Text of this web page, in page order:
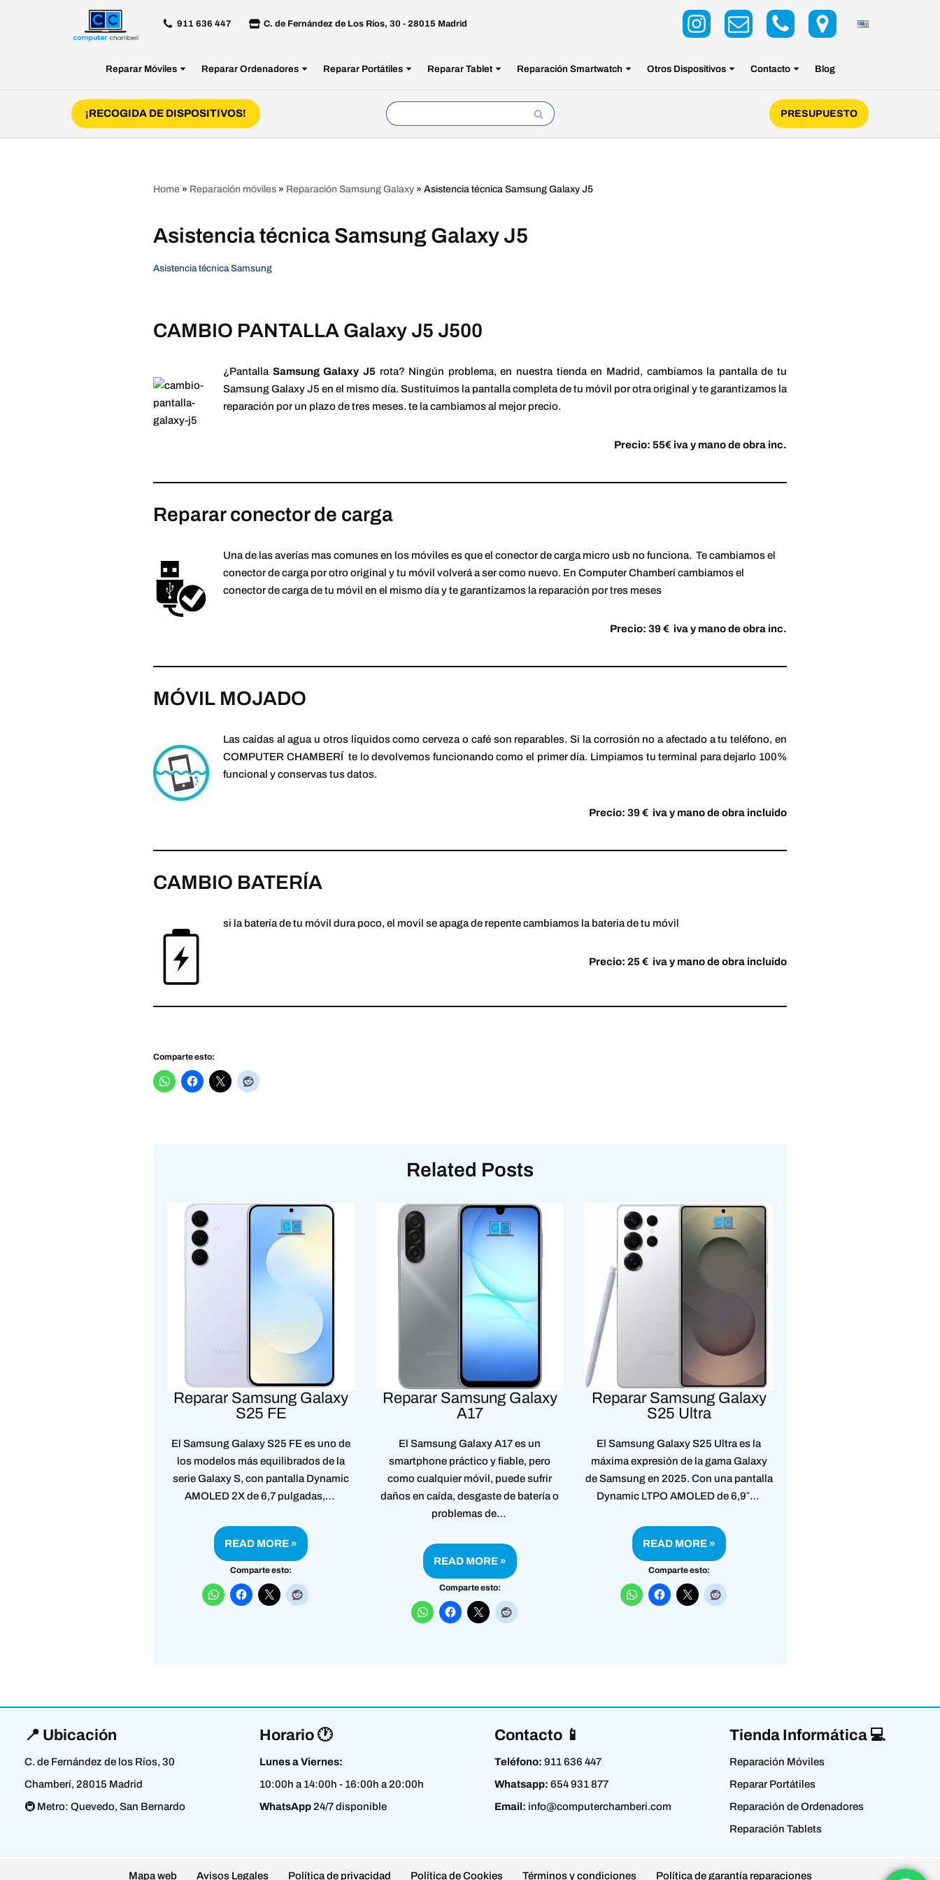
911 636 447 C. de Fernández de Los Ríos, 30 - 28015 Madrid
Reparar Móviles Reparar Ordenadores Reparar Portátiles Reparar Tablet Reparación Smartwatch Otros Dispositivos Contacto Blog
¡RECOGIDA DE DISPOSITIVOS! PRESUPUESTO
Home » Reparación móviles » Reparación Samsung Galaxy » Asistencia técnica Samsung Galaxy J5
Asistencia técnica Samsung Galaxy J5
Asistencia técnica Samsung
CAMBIO PANTALLA Galaxy J5 J500
¿Pantalla Samsung Galaxy J5 rota? Ningún problema, en nuestra tienda en Madrid, cambiamos la pantalla de tu
Samsung Galaxy J5 en el mismo día. Sustituimos la pantalla completa de tu móvil por otra original y te garantizamos la
reparación por un plazo de tres meses. te la cambiamos al mejor precio.
Precio: 55€ iva y mano de obra inc.
Reparar conector de carga
Una de las averías mas comunes en los móviles es que el conector de carga micro usb no funciona. Te cambiamos el
conector de carga por otro original y tu móvil volverá a ser como nuevo. En Computer Chamberí cambiamos el
conector de carga de tu móvil en el mismo día y te garantizamos la reparación por tres meses
Precio: 39 € iva y mano de obra inc.
MÓVIL MOJADO
Las caídas al agua u otros líquidos como cerveza o café son reparables. Si la corrosión no a afectado a tu teléfono, en
COMPUTER CHAMBERÍ te lo devolvemos funcionando como el primer día. Limpiamos tu terminal para dejarlo 100%
funcional y conservas tus datos.
Precio: 39 € iva y mano de obra incluido
CAMBIO BATERÍA
si la batería de tu móvil dura poco, el movil se apaga de repente cambiamos la bateria de tu móvil
Precio: 25 € iva y mano de obra incluido
Comparte esto:
Related Posts
Reparar Samsung Galaxy
S25 FE
El Samsung Galaxy S25 FE es uno de
los modelos más equilibrados de la
serie Galaxy S, con pantalla Dynamic
AMOLED 2X de 6,7 pulgadas,…
READ MORE »
Comparte esto:
Reparar Samsung Galaxy
A17
El Samsung Galaxy A17 es un
smartphone práctico y fiable, pero
como cualquier móvil, puede sufrir
daños en caída, desgaste de batería o
problemas de…
READ MORE »
Comparte esto:
Reparar Samsung Galaxy
S25 Ultra
El Samsung Galaxy S25 Ultra es la
máxima expresión de la gama Galaxy
de Samsung en 2025. Con una pantalla
Dynamic LTPO AMOLED de 6,9″…
READ MORE »
Comparte esto:
📍 Ubicación
C. de Fernández de los Ríos, 30
Chamberí, 28015 Madrid
🚇 Metro: Quevedo, San Bernardo
Horario 🕐
Lunes a Viernes:
10:00h a 14:00h - 16:00h a 20:00h
WhatsApp 24/7 disponible
Contacto 📱
Teléfono: 911 636 447
Whatsapp: 654 931 877
Email: info@computerchamberi.com
Tienda Informática 💻
Reparación Móviles
Reparar Portátiles
Reparación de Ordenadores
Reparación Tablets
Mapa web Avisos Legales Política de privacidad Política de Cookies Términos y condiciones Política de garantía reparaciones